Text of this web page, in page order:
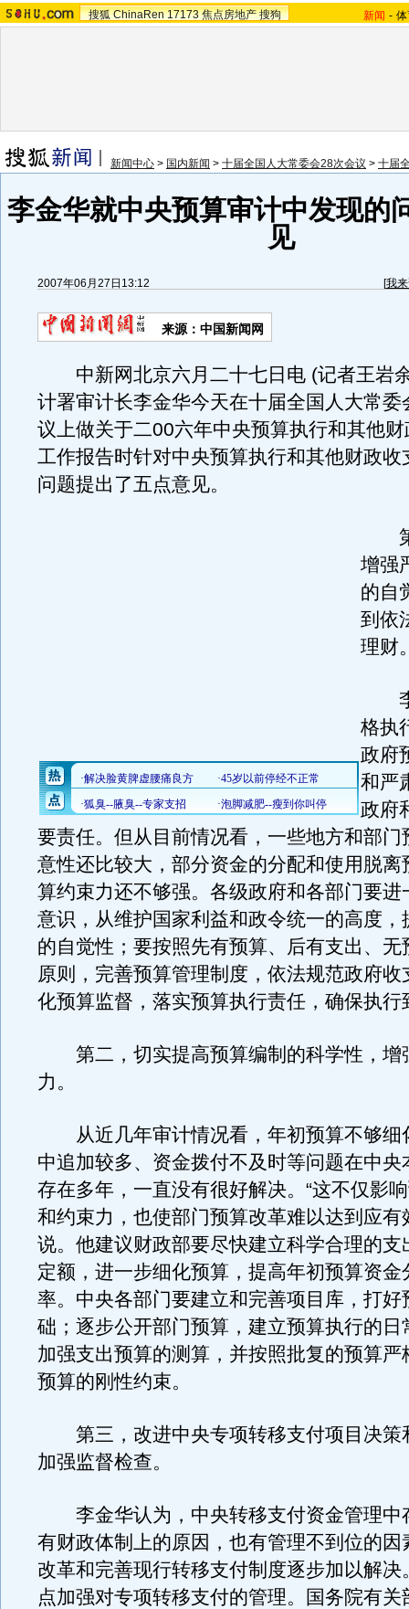
搜狐 ChinaRen 17173 焦点房地产 搜狗 新闻 -
新闻中心 > 国内新闻 > 十届全国人大常委会28次会议 > 十届
李金华就中央预算审计中发现的
见
2007年06月27日13:12 [我
来源：中国新闻网
中新网北京六月二十七日电 (记者王岩
计署审计长李金华今天在十届全国人大常委
议上做关于二00六年中央预算执行和其他
工作报告时针对中央预算执行和其他财政收
问题提出了五点意见。
第
增强
的自
到依
理财
李
格执
政府
和严
政府
要责任。但从目前情况看，一些地方和部门
意性还比较大，部分资金的分配和使用脱离
算约束力还不够强。各级政府和各部门要进
意识，从维护国家利益和政令统一的高度，
的自觉性；要按照先有预算、后有支出、无
原则，完善预算管理制度，依法规范政府收
化预算监督，落实预算执行责任，确保执行
第二，切实提高预算编制的科学性，增
力。
从近几年审计情况看，年初预算不够细
中追加较多、资金拨付不及时等问题在中央
存在多年，一直没有很好解决。“这不仅影
和约束力，也使部门预算改革难以达到应有
说。他建议财政部要尽快建立科学合理的支
定额，进一步细化预算，提高年初预算资金
率。中央各部门要建立和完善项目库，打好
础；逐步公开部门预算，建立预算执行的日
加强支出预算的测算，并按照批复的预算严
预算的刚性约束。
第三，改进中央专项转移支付项目决策
加强监督检查。
李金华认为，中央转移支付资金管理中
有财政体制上的原因，也有管理不到位的因
改革和完善现行转移支付制度逐步加以解决
点加强对专项转移支付的管理。国务院有关